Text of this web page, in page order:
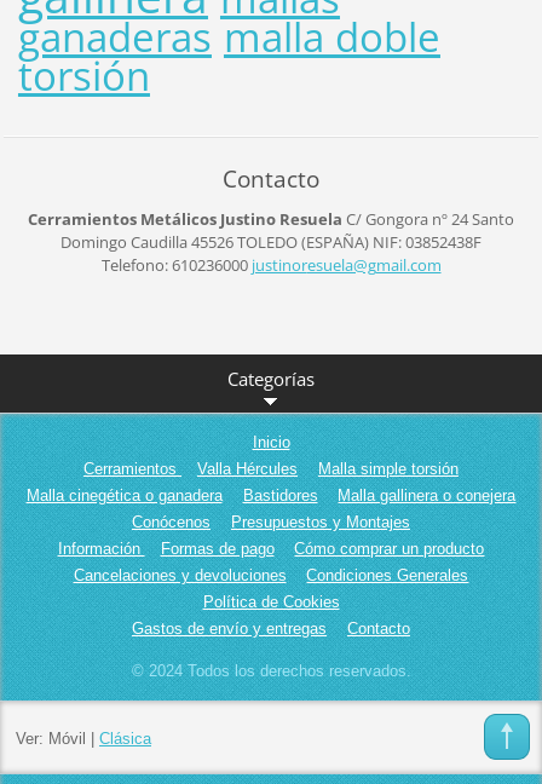
ganaderas malla doble
torsión
Contacto
Cerramientos Metálicos Justino Resuela C/ Gongora nº 24Santo
Domingo Caudilla 45526TOLEDO (ESPAÑA) NIF: 03852438F
Telefono: 610236000 justinoresuela@gmail.com
Categorías
Inicio
Cerramientos
Valla Hércules
Malla simple torsión
Malla cinegética o ganadera
Bastidores
Malla gallinera o conejera
Conócenos
Presupuestos y Montajes
Información
Formas de pago
Cómo comprar un producto
Cancelaciones y devoluciones
Condiciones Generales
Política de Cookies
Gastos de envío y entregas
Contacto
© 2024 Todos los derechos reservados.
Ver: Móvil | Clásica